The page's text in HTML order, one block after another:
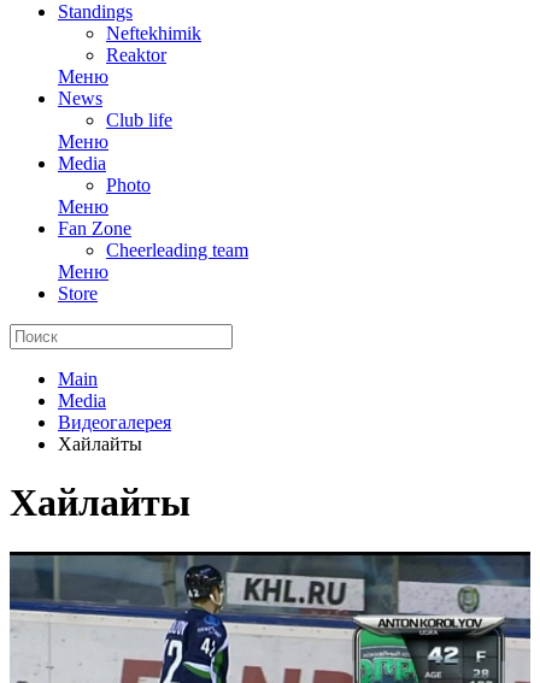
Standings
Neftekhimik
Reaktor
Меню
News
Club life
Меню
Media
Photo
Меню
Fan Zone
Cheerleading team
Меню
Store
Main
Media
Видеогалерея
Хайлайты
Хайлайты